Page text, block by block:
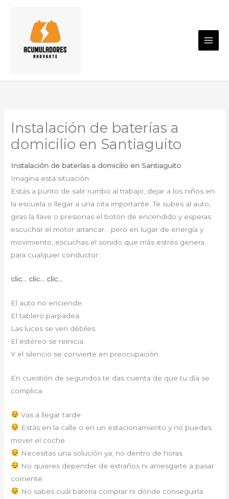
contenido
Instalación de baterías a
domicilio en Santiaguito
Instalación de baterías a domicilio en Santiaguito
Imagina esta situación:
Estás a punto de salir rumbo al trabajo, dejar a los niños en
la escuela o llegar a una cita importante. Te subes al auto,
giras la llave o presionas el botón de encendido y esperas
escuchar el motor arrancar… pero en lugar de energía y
movimiento, escuchas el sonido que más estrés genera
para cualquier conductor:
clic… clic… clic…
El auto no enciende.
El tablero parpadea.
Las luces se ven débiles.
El estéreo se reinicia.
Y el silencio se convierte en preocupación.
En cuestión de segundos te das cuenta de que tu día se
complica:
Vas a llegar tarde
Estás en la calle o en un estacionamiento y no puedes
mover el coche
Necesitas una solución ya, no dentro de horas
No quieres depender de extraños ni arriesgarte a pasar
corriente
No sabes cuál batería comprar ni dónde conseguirla